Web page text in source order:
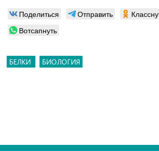
Поделиться Отправить
Вотсапнуть
БЕЛКИ БИОЛОГИЯ